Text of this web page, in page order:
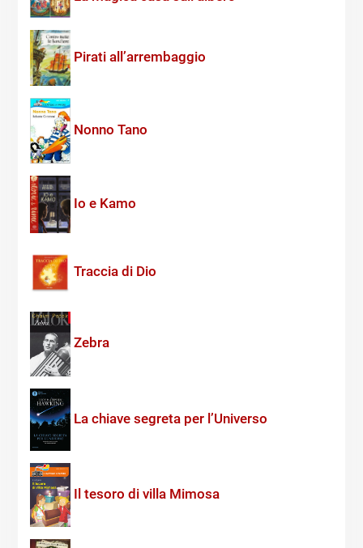
Pirati all’arrembaggio
Nonno Tano
Io e Kamo
Traccia di Dio
Zebra
La chiave segreta per l’Universo
Il tesoro di villa Mimosa